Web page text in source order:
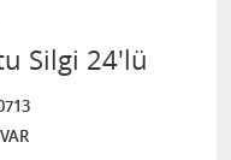
Silgi 24'lü
VAR